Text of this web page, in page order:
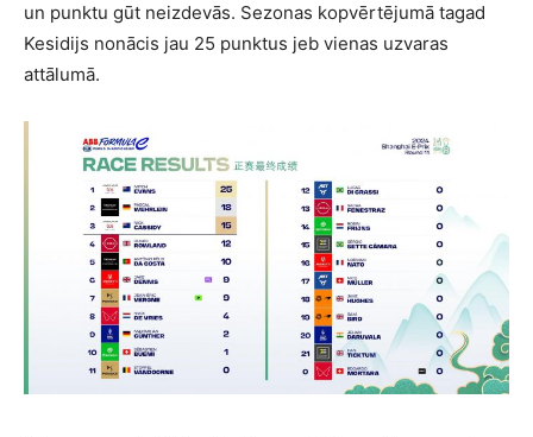
un punktu gūt neizdevās. Sezonas kopvērtējumā tagad
Kesidijs nonācis jau 25 punktus jeb vienas uzvaras
attālumā.